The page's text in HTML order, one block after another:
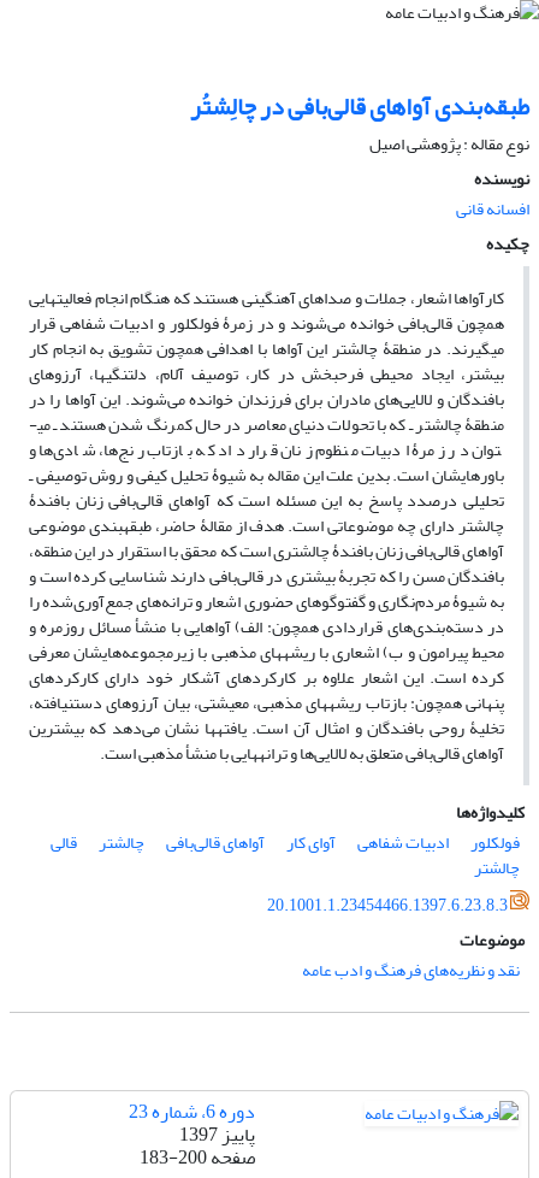
طبقه‌بندی آواهای قالی‌بافی در چالِشتُر
نوع مقاله : پژوهشی اصیل
نویسنده
افسانه قانی
چکیده
کارآواها اشعار، جملات و صداهای آهنگینی هستند که هنگام انجام فعالیت­هایی
همچون قالی‌بافی خوانده می‌شوند و در زمرۀ فولکلور و ادبیات شفاهی قرار
می­گیرند. در منطقۀ چالشتر این آواها با اهدافی همچون تشویق به انجام کار
بیشتر، ایجاد محیطی فرح­بخش در کار، توصیف آلام، دلتنگی­ها، آرزوهای
بافندگان و لالایی‌های مادران برای فرزندان خوانده می‌شوند. این آواها را در
منطقۀ چالشتر ـ که با تحولات دنیای معاصر در حال کم­رنگ شدن هستند ـ می­
توان در زمرۀ ادبیات منظوم زنان قرار داد که بازتاب رنج‌ها، شادی‌ها و
باورهایشان است. بدین علت این مقاله به شیوۀ تحلیل کیفی و روش توصیفی ـ
تحلیلی درصدد پاسخ به این مسئله است که آواهای قالی‌بافی زنان بافندۀ
چالشتر دارای چه موضوعاتی است. هدف از مقالۀ حاضر، طبقه­بندی موضوعی
آواهای قالی‌بافی زنان بافندۀ چالشتری است که محقق با استقرار در این منطقه،
بافندگان مسن را که تجربۀ بیشتری در قالی‌بافی دارند شناسایی کرده است و
به شیوۀ مردم‌نگاری و گفت­وگوهای حضوری اشعار و ترانه‌های جمع‌آوری‌شده را
در دسته‌بندی‌های قراردادی همچون: الف) آواهایی با منشأ مسائل روزمره و
محیط پیرامون و ب) اشعاری با ریشه­های مذهبی با زیرمجموعه‌هایشان معرفی
کرده است. این اشعار علاوه بر کارکردهای آشکار خود دارای کارکردهای
پنهانی همچون: بازتاب ریشه­های مذهبی، معیشتی، بیان آرزوهای دست­نیافته،
تخلیۀ روحی بافندگان و امثال آن است. یافته­ها نشان می‌دهد که بیشترین
آواهای قالی‌بافی متعلق به لالایی‌ها و ترانه­هایی با منشأ مذهبی است.
کلیدواژه‌ها
فولکلور
ادبیات شفاهی آوای کار آواهای قالی‌بافی چالشتر قالی
چالشتر
20.1001.1.23454466.1397.6.23.8.3
موضوعات
نقد و نظریه‌های فرهنگ و ادب عامه
دوره 6، شماره 23
پاییز 1397
صفحه183-200